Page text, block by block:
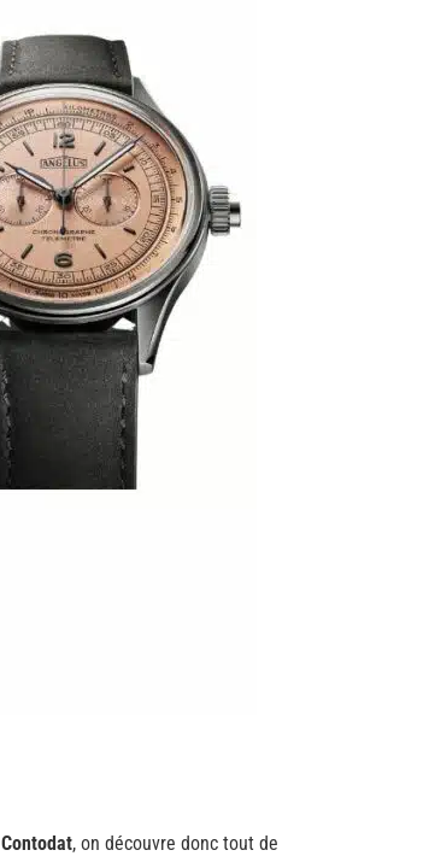
Contodat, on découvre donc tout de